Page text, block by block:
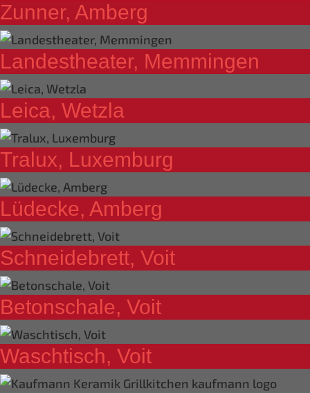
Zunner, Amberg
Landestheater, Memmingen
Leica, Wetzla
Tralux, Luxemburg
Lüdecke, Amberg
Schneidebrett, Voit
Betonschale, Voit
Waschtisch, Voit